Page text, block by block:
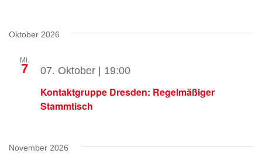
Oktober 2026
Mi.
7
Kontaktgruppe Dresden: Regelmäßiger
Stammtisch
07. Oktober | 19:00
November 2026